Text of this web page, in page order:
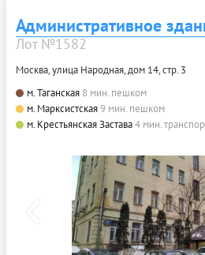
Административное
Лот №1582
Москва, улица Народная, дом 14, стр. 3
м. Таганская 8 мин. пешком
м. Марксистская9 мин. пешком
м. Крестьянская Застава4 мин.